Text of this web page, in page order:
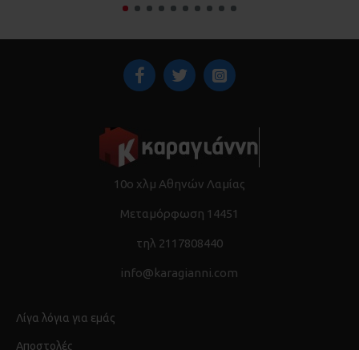
10ο χλμ Αθηνών Λαμίας
Μεταμόρφωση 14451
τηλ 2117808440
info@karagianni.com
Λίγα λόγια για εμάς
Αποστολές